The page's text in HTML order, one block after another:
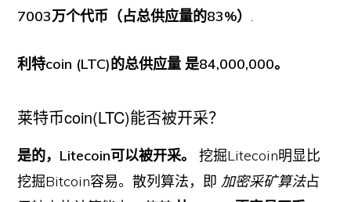
7003万个代币（占总供应量的83%）.
利特coin (LTC)的总供应量 是84,000,000。
莱特币coin(LTC)能否被开采？
是的，Litecoin可以被开采。挖掘Litecoin明显比
挖掘Bitcoin容易。散列算法，即 加密采矿算法占